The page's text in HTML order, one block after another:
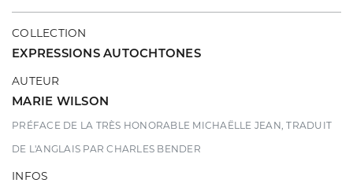
COLLECTION
EXPRESSIONS AUTOCHTONES
AUTEUR
MARIE WILSON
PRÉFACE DE LA TRÈS HONORABLE MICHAËLLE JEAN, TRADUIT
DE L'ANGLAIS PAR CHARLES BENDER
INFOS